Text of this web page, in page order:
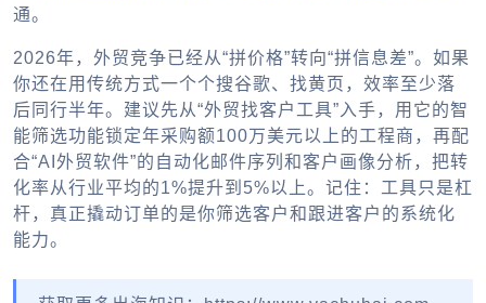
通。
2026年，外贸竞争已经从“拼价格”转向“拼信息差”。如果
你还在用传统方式一个个搜谷歌、找黄页，效率至少落
后同行半年。建议先从“外贸找客户工具”入手，用它的智
能筛选功能锁定年采购额100万美元以上的工程商，再配
合“AI外贸软件”的自动化邮件序列和客户画像分析，把转
化率从行业平均的1%提升到5%以上。记住：工具只是杠
杆，真正撬动订单的是你筛选客户和跟进客户的系统化
能力。